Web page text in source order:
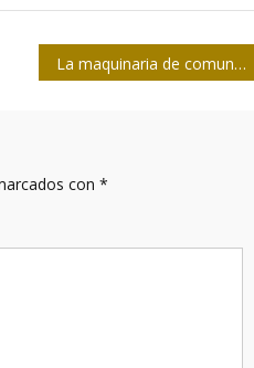
La maquinaria de comunicación mediática y terror contra Cuba
con *